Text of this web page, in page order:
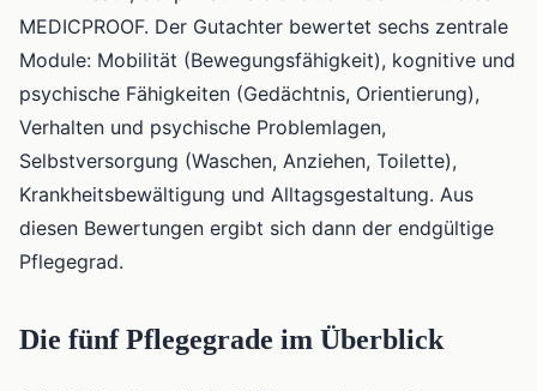
MEDICPROOF. Der Gutachter bewertet sechs zentrale
Module: Mobilität (Bewegungsfähigkeit), kognitive und
psychische Fähigkeiten (Gedächtnis, Orientierung),
Verhalten und psychische Problemlagen,
Selbstversorgung (Waschen, Anziehen, Toilette),
Krankheitsbewältigung und Alltagsgestaltung. Aus
diesen Bewertungen ergibt sich dann der endgültige
Pflegegrad.
Die fünf Pflegegrade im Überblick